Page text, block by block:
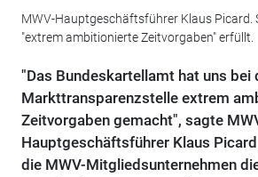
MWV-Hauptgeschäftsführer Klaus Picard.
"extrem ambitionierte Zeitvorgaben" erfüllt.
"Das Bundeskartellamt hat uns bei
Markttransparenzstelle extrem
Zeitvorgaben gemacht", sagte
Hauptgeschäftsführer Klaus
die MWV-Mitgliedsunternehmen